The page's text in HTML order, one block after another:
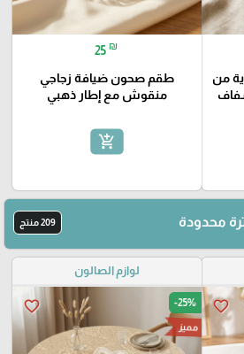
من
25 ₪
طقم صحون ضيافة زجاجي
منقوش مع إطار ذهبي
add_shopping_cart
محدودة 209 منتج
favorite_border
لوازم الصالون
favorite_border -25%
مميز